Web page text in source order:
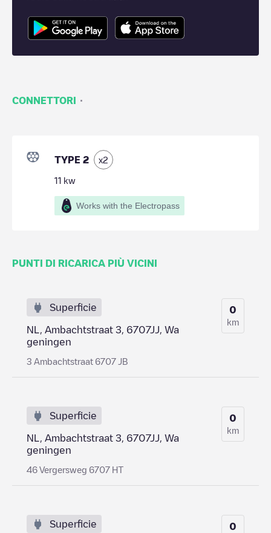
CONNETTORI ·
TYPE 2 x2
11 kw
Works with the Electropass
PUNTI DI RICARICA PIÙ VICINI
Superficie
NL, Ambachtstraat 3, 6707JJ, Wa
geningen
3 Ambachtstraat 6707 JB
0
km
Superficie
NL, Ambachtstraat 3, 6707JJ, Wa
geningen
46 Vergersweg 6707 HT
0
km
Superficie 0